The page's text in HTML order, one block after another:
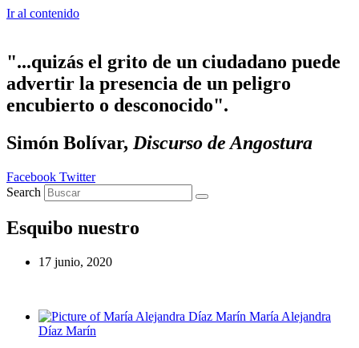
Ir al contenido
"...quizás el grito de un ciudadano puede
advertir la presencia de un peligro
encubierto o desconocido".
Simón Bolívar, Discurso de Angostura
Facebook Twitter
Search
Esquibo nuestro
17 junio, 2020
María Alejandra
Díaz Marín